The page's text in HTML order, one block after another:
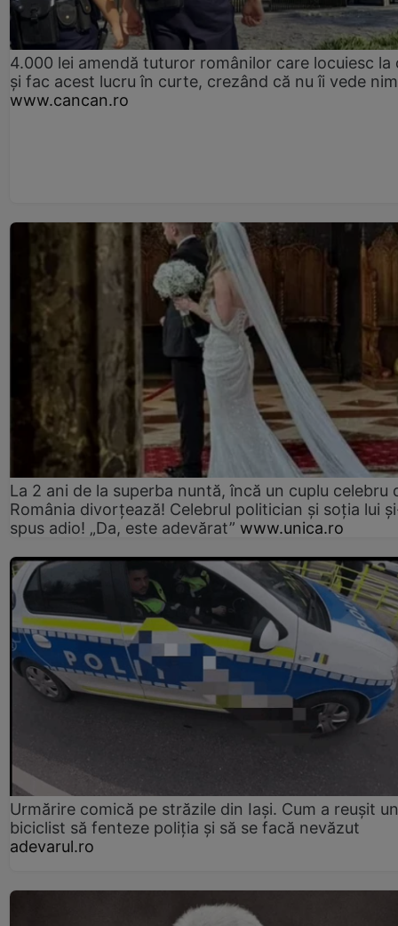
4.000 lei amendă tuturor românilor care locuiesc la
și fac acest lucru în curte, crezând că nu îi vede
www.cancan.ro
La 2 ani de la superba nuntă, încă un cuplu celebru
România divorțează! Celebrul politician și soția lui
spus adio! „Da, este adevărat” www.unica.ro
Urmărire comică pe străzile din Iași. Cum a reușit un
biciclist să fenteze poliția și să se facă nevăzut
adevarul.ro